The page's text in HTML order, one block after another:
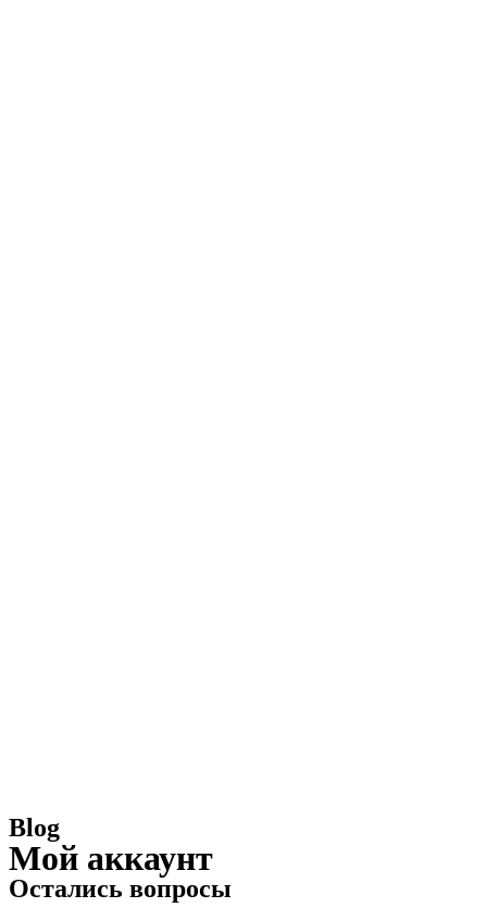
Blog
Мой аккаунт
Остались вопросы